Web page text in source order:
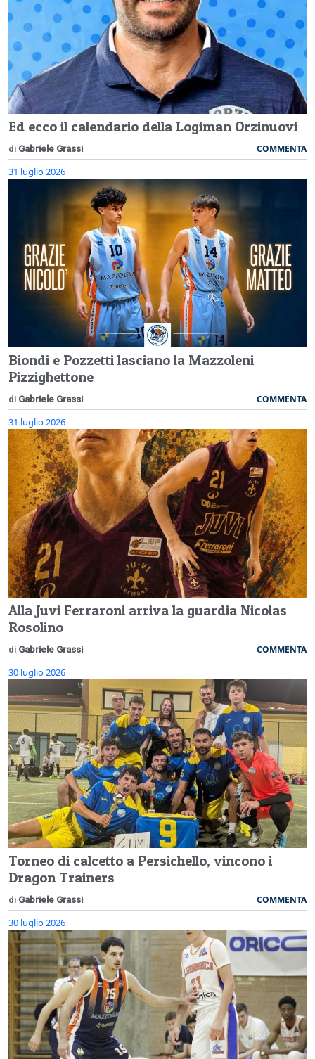
Ed ecco il calendario della Logiman Orzinuovi
di Gabriele Grassi COMMENTA
31 luglio 2026
Biondi e Pozzetti lasciano la Mazzoleni
Pizzighettone
di Gabriele Grassi COMMENTA
31 luglio 2026
Alla Juvi Ferraroni arriva la guardia Nicolas
Rosolino
di Gabriele Grassi COMMENTA
30 luglio 2026
Torneo di calcetto a Persichello, vincono i
Dragon Trainers
di Gabriele Grassi COMMENTA
30 luglio 2026